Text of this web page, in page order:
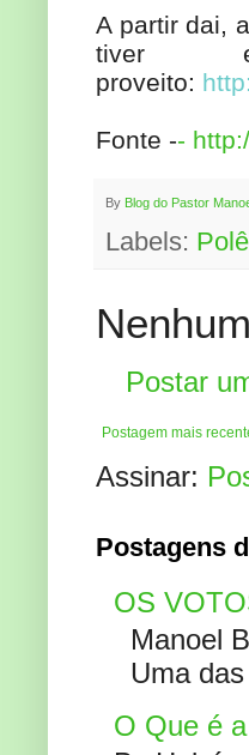
A partir dai,
tiver
proveito:
Fonte --
By Blog do Pastor
Labels:
Postar
Postagem mais
Assinar:
Postagens
OS
Manoel
Uma
O Que é